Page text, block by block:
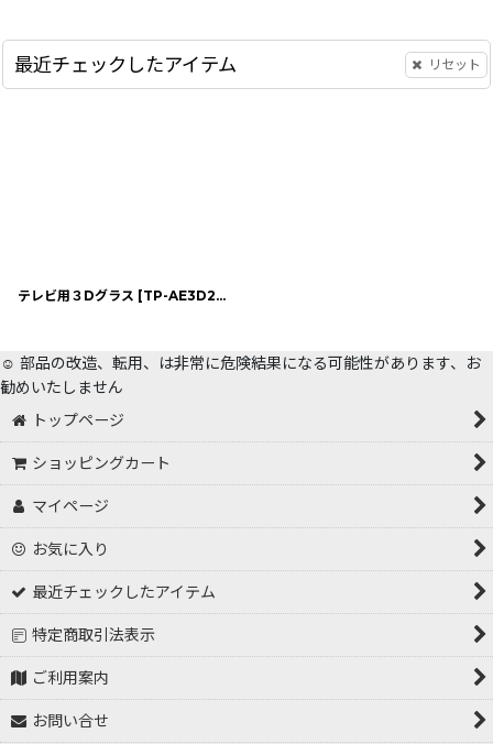
最近チェックしたアイテム リセット
テレビ用３Dグラス [TP-AE3D200
☺️ 部品の改造、転用、は非常に危険結果になる可能性があります、お
勧めいたしません
トップページ
ショッピングカート
マイページ
お気に入り
最近チェックしたアイテム
特定商取引法表示
ご利用案内
お問い合せ